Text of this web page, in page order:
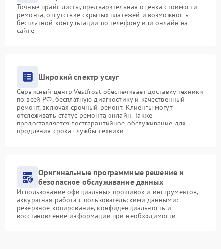
Точные прайс-листы, предварительная оценка стоимости
ремонта, отсутствие скрытых платежей и возможность
бесплатной консультации по телефону или онлайн на
сайте
Широкий спектр услуг
Сервисный центр Vestfrost обеспечивает доставку техники
по всей РФ, бесплатную диагностику и качественный
ремонт, включая срочный ремонт. Клиенты могут
отслеживать статус ремонта онлайн. Также
предоставляется постгарантийное обслуживание для
продления срока службы техники
Оригинальные программные решение и
безопасное обслуживание данных
Использование официальных прошивок и инструментов,
аккуратная работа с пользовательскими данными:
резервное копирование, конфиденциальность и
восстановление информации при необходимости